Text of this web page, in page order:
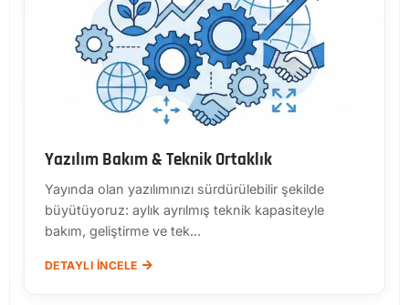
Yazılım Bakım & Teknik Ortaklık
Yayında olan yazılımınızı sürdürülebilir şekilde
büyütüyoruz: aylık ayrılmış teknik kapasiteyle
bakım, geliştirme ve tek...
DETAYLI İNCELE